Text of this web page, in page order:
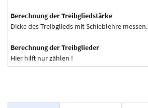
Berechnung der Treibgliedstärke
Dicke des Treibglieds mit Schieblehre messen.
Berechnung der Treibglieder
Hier hilft nur zählen !